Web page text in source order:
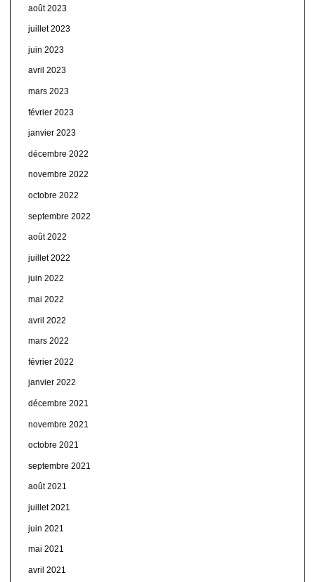
août 2023
juillet 2023
juin 2023
avril 2023
mars 2023
février 2023
janvier 2023
décembre 2022
novembre 2022
octobre 2022
septembre 2022
août 2022
juillet 2022
juin 2022
mai 2022
avril 2022
mars 2022
février 2022
janvier 2022
décembre 2021
novembre 2021
octobre 2021
septembre 2021
août 2021
juillet 2021
juin 2021
mai 2021
avril 2021